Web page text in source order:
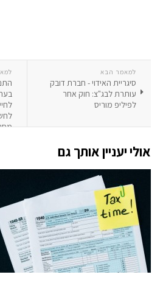
למאמר הבא
סיגריית האידוי - חברת דובק
עותרת לבג"צ: חוק אחר
לפיליפ מוריס
אולי יעניין אותך גם